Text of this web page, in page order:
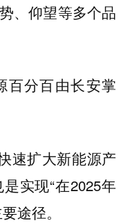
、仰望等多个品
百分百由长安掌
速扩大新能源产
实现“在2025年
途径。